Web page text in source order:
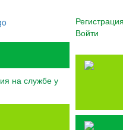
на службе у
Регистрация
Войти